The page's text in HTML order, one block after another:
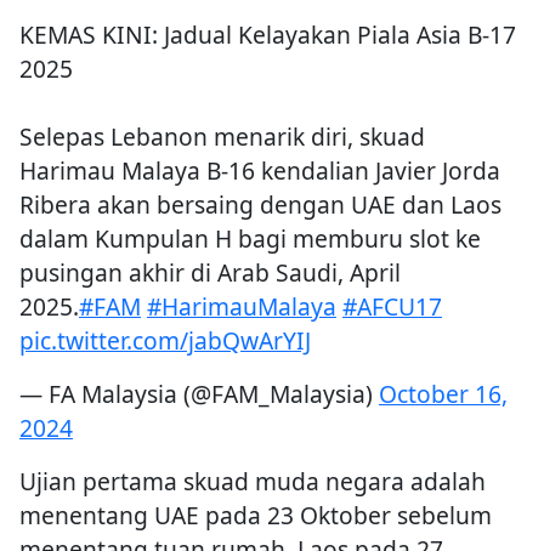
KEMAS KINI: Jadual Kelayakan Piala Asia B-17
2025
Selepas Lebanon menarik diri, skuad
Harimau Malaya B-16 kendalian Javier Jorda
Ribera akan bersaing dengan UAE dan Laos
dalam Kumpulan H bagi memburu slot ke
pusingan akhir di Arab Saudi, April
2025.#FAM #HarimauMalaya #AFCU17
pic.twitter.com/jabQwArYIJ
— FA Malaysia (@FAM_Malaysia) October 16,
2024
Ujian pertama skuad muda negara adalah
menentang UAE pada 23 Oktober sebelum